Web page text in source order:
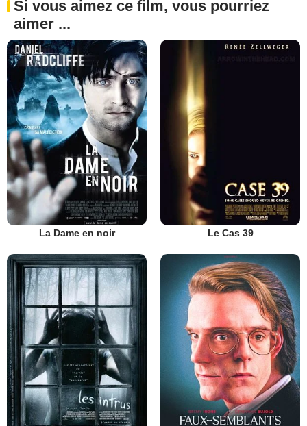
Si vous aimez ce film, vous pourriez
aimer ...
La Dame en noir Le Cas 39